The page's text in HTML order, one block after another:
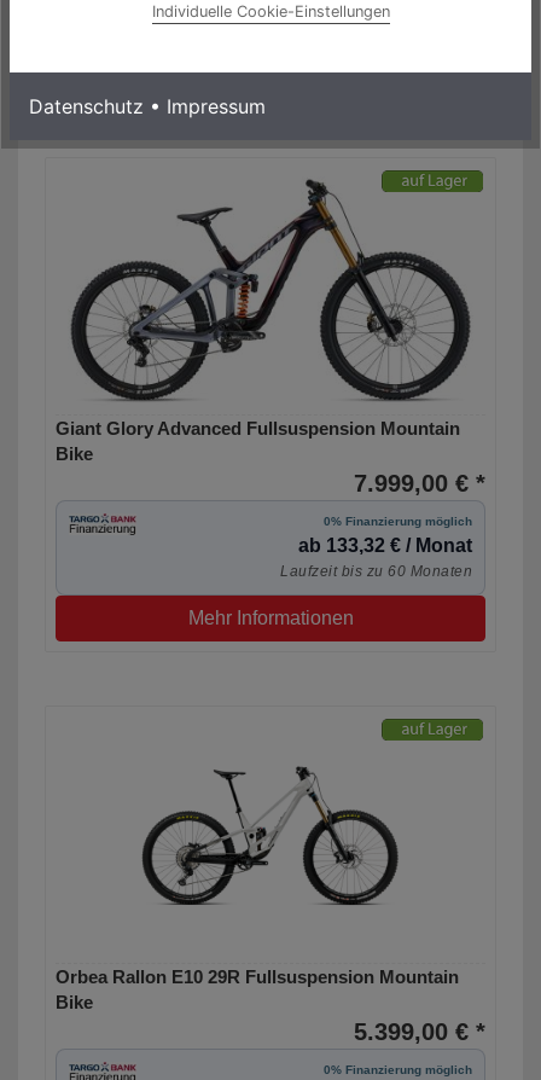
Laufzeit bis zu 60 Monaten
Mehr Informationen
Giant Glory Advanced Fullsuspension Mountain
Bike
7.999,00 € *
0% Finanzierung möglich
ab 133,32 € / Monat
Laufzeit bis zu 60 Monaten
Mehr Informationen
Orbea Rallon E10 29R Fullsuspension Mountain
Bike
5.399,00 € *
0% Finanzierung möglich
Individuelle Cookie-Einstellungen
Datenschutz • Impressum